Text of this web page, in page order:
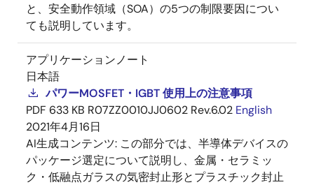
と、安全動作領域（SOA）の5つの制限要因につい
ても説明しています。
アプリケーションノート
日本語
パワーMOSFET・IGBT 使用上の注意事項
PDF 633 KB R07ZZ0010JJ0602 Rev.6.02 English
2021年4月16日
AI生成コンテンツ: この部分では、半導体デバイスの
パッケージ選定について説明し、金属・セラミッ
ク・低融点ガラスの気密封止形とプラスチック封止